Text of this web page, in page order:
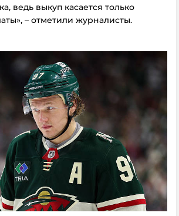
ведь выкуп касается только
– отметили журналисты.